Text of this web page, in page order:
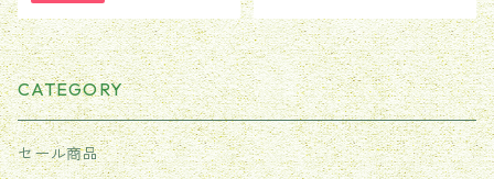
CATEGORY
セール商品